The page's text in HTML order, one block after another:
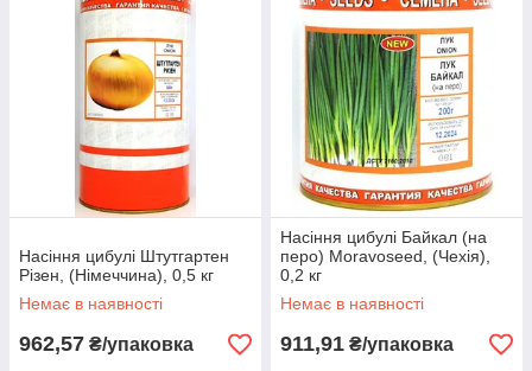
Насіння цибулі Штутгартен
Різен, (Німеччина), 0,5 кг
Немає в наявності
962,57 ₴/упаковка
Насіння цибулі Байкал (на
перо) Moravoseed, (Чехія),
0,2 кг
Немає в наявності
911,91 ₴/упаковка